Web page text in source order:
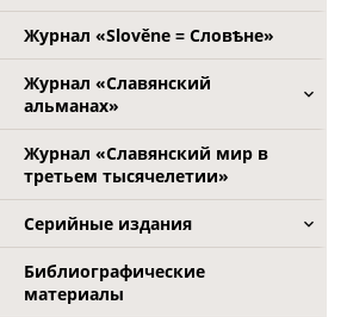
Журнал «Slověne = Словѣне»
Журнал «Славянский
альманах»
Журнал «Славянский мир в
третьем тысячелетии»
Серийные издания
Библиографические
материалы